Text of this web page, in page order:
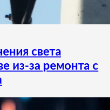
света
из-за ремонта с